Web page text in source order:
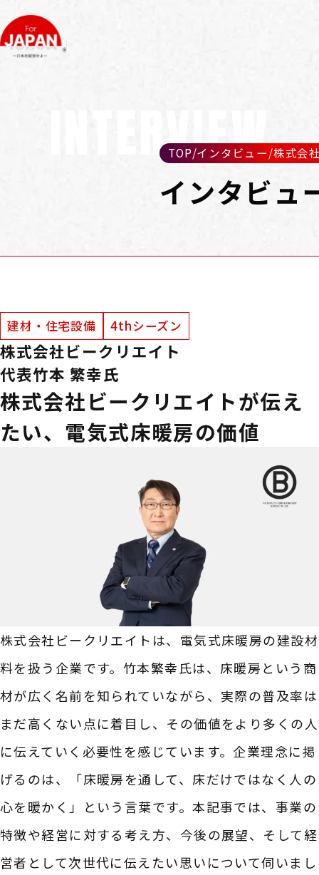
INTERVIEW
インタビュ
TOP/インタビュー/株式会
建材・住宅設備 4thシーズン
株式会社ビークリエイト
代表竹本 繁幸氏
株式会社ビークリエイトが伝え
たい、電気式床暖房の価値
株式会社ビークリエイトは、電気式床暖房の建設材
料を扱う企業です。竹本繁幸氏は、床暖房という商
材が広く名前を知られていながら、実際の普及率は
まだ高くない点に着目し、その価値をより多くの人
に伝えていく必要性を感じています。企業理念に掲
げるのは、「床暖房を通して、床だけではなく人の
心を暖かく」という言葉です。本記事では、事業の
特徴や経営に対する考え方、今後の展望、そして経
営者として次世代に伝えたい思いについて伺いまし